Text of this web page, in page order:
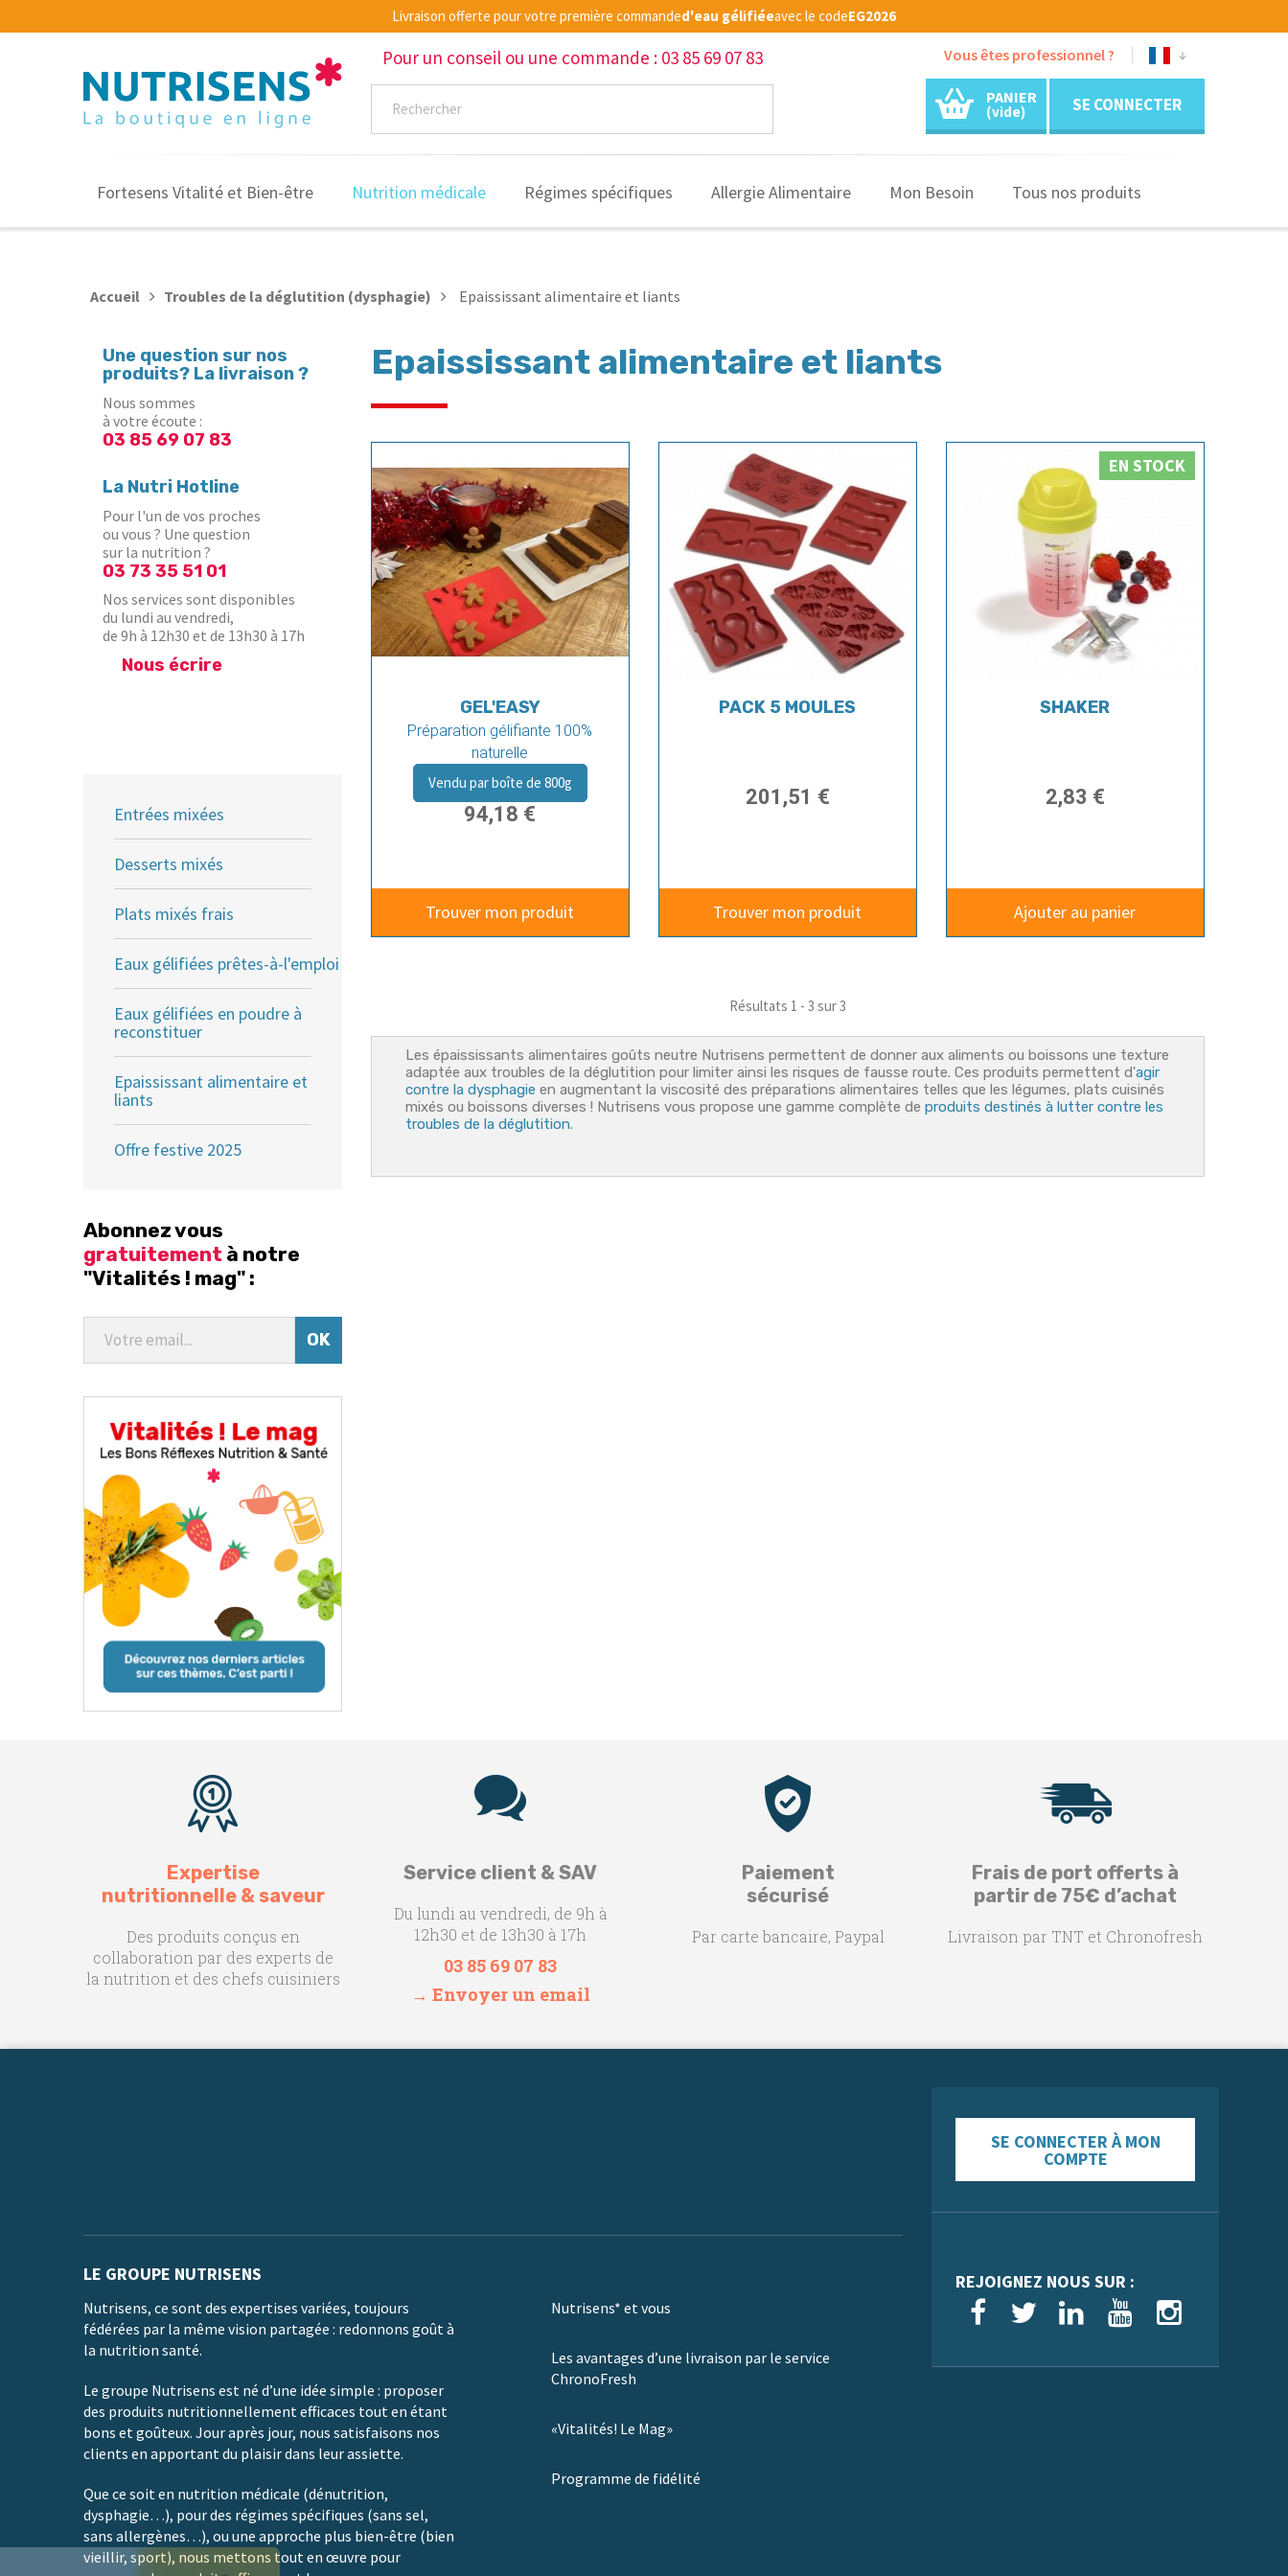
Livraison offerte pour votre première commanded'eau gélifiéeavec le codeEG2026
Pour un conseil ou une commande : 03 85 69 07 83 Vous êtes professionnel ?
PANIER
(vide) SE CONNECTER
Fortesens Vitalité et Bien-être Nutrition médicale Régimes spécifiques Allergie Alimentaire Mon Besoin Tous nos produits
Accueil Troubles de la déglutition (dysphagie) Epaississant alimentaire et liants
Une question sur nos
produits? La livraison ?
Nous sommes
à votre écoute :
03 85 69 07 83
La Nutri Hotline
Pour l'un de vos proches
ou vous ? Une question
sur la nutrition ?
03 73 35 51 01
Nos services sont disponibles
du lundi au vendredi,
de 9h à 12h30 et de 13h30 à 17h
Nous écrire
Entrées mixées
Desserts mixés
Plats mixés frais
Eaux gélifiées prêtes-à-l'emploi
Eaux gélifiées en poudre à
reconstituer
Epaississant alimentaire et
liants
Offre festive 2025
Abonnez vous
gratuitement à notre
"Vitalités ! mag" :
Epaississant alimentaire et liants
GEL'EASY
Préparation gélifiante 100%
naturelle
Vendu par boîte de 800g
94,18 €
Trouver mon produit
PACK 5 MOULES
201,51 €
Trouver mon produit
EN STOCK
SHAKER
2,83 €
Ajouter au panier
Résultats 1 - 3 sur 3
Les épaississants alimentaires goûts neutre Nutrisens permettent de donner aux aliments ou boissons une texture
adaptée aux troubles de la déglutition pour limiter ainsi les risques de fausse route. Ces produits permettent d'agir
contre la dysphagie en augmentant la viscosité des préparations alimentaires telles que les légumes, plats cuisinés
mixés ou boissons diverses ! Nutrisens vous propose une gamme complète de produits destinés à lutter contre les
troubles de la déglutition.
Expertise
nutritionnelle & saveur
Des produits conçus en
collaboration par des experts de
la nutrition et des chefs cuisiniers
Service client & SAV
Du lundi au vendredi, de 9h à
12h30 et de 13h30 à 17h
03 85 69 07 83
→ Envoyer un email
Paiement
sécurisé
Par carte bancaire, Paypal
Frais de port offerts à
partir de 75€ d’achat
Livraison par TNT et Chronofresh
LE GROUPE NUTRISENS
Nutrisens, ce sont des expertises variées, toujours
fédérées par la même vision partagée : redonnons goût à
la nutrition santé.
Le groupe Nutrisens est né d’une idée simple : proposer
des produits nutritionnellement efficaces tout en étant
bons et goûteux. Jour après jour, nous satisfaisons nos
clients en apportant du plaisir dans leur assiette.
Que ce soit en nutrition médicale (dénutrition,
dysphagie…), pour des régimes spécifiques (sans sel,
sans allergènes…), ou une approche plus bien-être (bien
vieillir, sport), nous mettons tout en œuvre pour
Nutrisens* et vous
Les avantages d’une livraison par le service
ChronoFresh
«Vitalités! Le Mag»
Programme de fidélité
SE CONNECTER À MON
COMPTE
REJOIGNEZ NOUS SUR :